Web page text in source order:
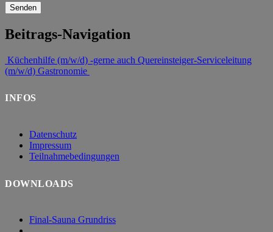
Beitrags-Navigation
Küchenhilfe (m/w/d) -gerne auch Quereinsteiger-Serviceleitung
(m/w/d) Gastronomie
INFOS
Datenschutz
Impressum
Teilnahmebedingungen
DOWNLOADS
Final-Sauna Grundriss